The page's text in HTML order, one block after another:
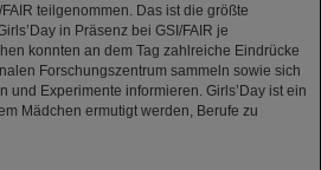
teilgenommen. Das ist die größte
in Präsenz bei GSI/FAIR je
konnten an dem Tag zahlreiche Eindrücke
Forschungszentrum sammeln sowie sich
und Experimente informieren. Girls’Day ist ein
Mädchen ermutigt werden, Berufe zu